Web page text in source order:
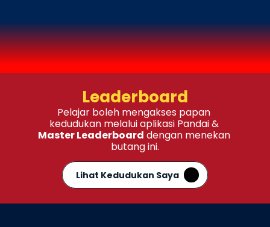
Leaderboard
Pelajar boleh mengakses papan
kedudukan melalui aplikasi Pandai &
Master Leaderboard dengan menekan
butang ini.
Lihat Kedudukan Saya